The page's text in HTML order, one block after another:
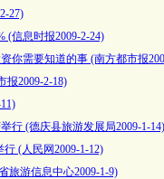
27)
(信息时报2009-2-24)
需要知道的事 (南方都市报
报2009-2-18)
行 (德庆县旅游发展局2009-1-14)
(人民网2009-1-12)
旅游信息中心2009-1-9)